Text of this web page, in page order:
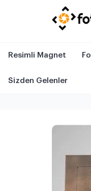
Resimli Magnet
Sizden Gelenler